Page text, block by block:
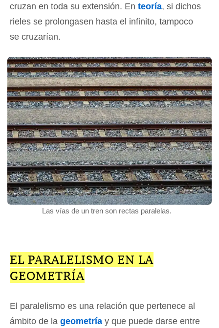
cruzan en toda su extensión. En teoría, si dichos
rieles se prolongasen hasta el infinito, tampoco
se cruzarían.
Las vías de un tren son rectas paralelas.
EL PARALELISMO EN LA
GEOMETRÍA
El paralelismo es una relación que pertenece al
ámbito de la geometría y que puede darse entre